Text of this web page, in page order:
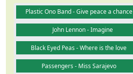
Plastic Ono Band - Give peace a chance
John Lennon - Imagine
Black Eyed Peas - Where is the love
Passengers - Miss Sarajevo